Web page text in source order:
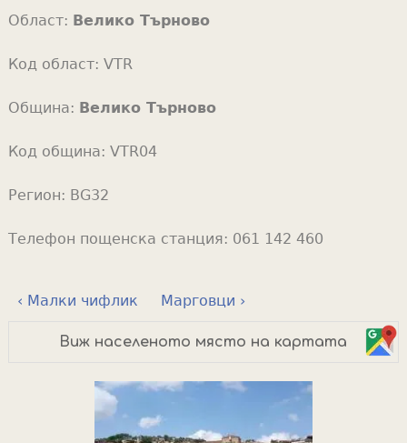
Област: Велико Търново
Код област: VTR
Община: Велико Търново
Код община: VTR04
Регион: BG32
Телефон пощенска станция: 061 142 460
‹ Малки чифлик Марговци ›
Виж населеното място на картата